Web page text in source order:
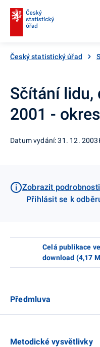
Český statistický úřad
Sčítání lidu,
2001 -
Datum vydání: 31. 12. 2003
Zobrazit
Přihlásit se k
Celá publikace
download (4,17
Předmluva
Metodické vysvětlivky